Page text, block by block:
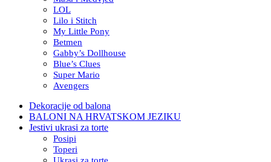
LOL
Lilo i Stitch
My Little Pony
Betmen
Gabby’s Dollhouse
Blue’s Clues
Super Mario
Avengers
Dekoracije od balona
BALONI NA HRVATSKOM JEZIKU
Jestivi ukrasi za torte
Posipi
Toperi
Ukrasi za torte